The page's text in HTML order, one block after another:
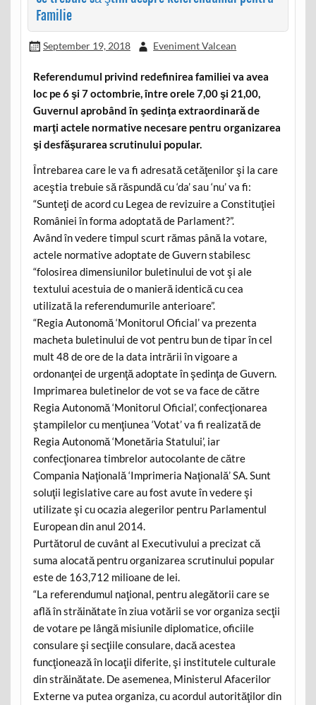
Familie
September 19, 2018 Eveniment Valcean
Referendumul privind redefinirea familiei va avea
loc pe 6 şi 7 octombrie, între orele 7,00 şi 21,00,
Guvernul aprobând în şedinţa extraordinară de
marţi actele normative necesare pentru organizarea
şi desfăşurarea scrutinului popular.
Întrebarea care le va fi adresată cetăţenilor şi la care
aceştia trebuie să răspundă cu ‘da’ sau ‘nu’ va fi:
“Sunteţi de acord cu Legea de revizuire a Constituţiei
României în forma adoptată de Parlament?”.
Având în vedere timpul scurt rămas până la votare,
actele normative adoptate de Guvern stabilesc
“folosirea dimensiunilor buletinului de vot şi ale
textului acestuia de o manieră identică cu cea
utilizată la referendumurile anterioare”.
“Regia Autonomă ‘Monitorul Oficial’ va prezenta
macheta buletinului de vot pentru bun de tipar în cel
mult 48 de ore de la data intrării în vigoare a
ordonanţei de urgenţă adoptate în şedinţa de Guvern.
Imprimarea buletinelor de vot se va face de către
Regia Autonomă ‘Monitorul Oficial’, confecţionarea
ştampilelor cu menţiunea ‘Votat’ va fi realizată de
Regia Autonomă ‘Monetăria Statului’, iar
confecţionarea timbrelor autocolante de către
Compania Naţională ‘Imprimeria Naţională’ SA. Sunt
soluţii legislative care au fost avute în vedere şi
utilizate şi cu ocazia alegerilor pentru Parlamentul
European din anul 2014.
Purtătorul de cuvânt al Executivului a precizat că
suma alocată pentru organizarea scrutinului popular
este de 163,712 milioane de lei.
“La referendumul naţional, pentru alegătorii care se
află în străinătate în ziua votării se vor organiza secţii
de votare pe lângă misiunile diplomatice, oficiile
consulare şi secţiile consulare, dacă acestea
funcţionează în locaţii diferite, şi institutele culturale
din străinătate. De asemenea, Ministerul Afacerilor
Externe va putea organiza, cu acordul autorităţilor din